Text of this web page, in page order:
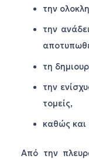
την
την
τη
την
τομείς,
καθώς και
Από την